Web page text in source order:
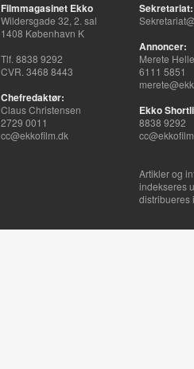
Filmmagasinet Ekko
Wildersgade 32, 2. sal
1408 København K
Tlf. 8838 9292
CVR. 3468 8443
Chefredaktør:
Claus Christensen
2729 0011
cc@ekkofilm.dk
Sekretariat:
Annoncer:
Merete
6111 5851
Ekko
8838 9292
Artikler og
indekseres
distribueres